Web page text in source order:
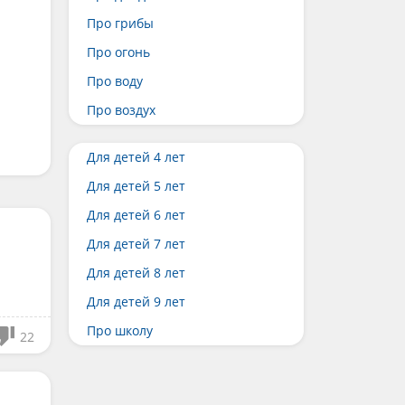
22
Про грибы
Про огонь
Про воду
Про воздух
Для детей 4 лет
Для детей 5 лет
Для детей 6 лет
Для детей 7 лет
Для детей 8 лет
Для детей 9 лет
Про школу